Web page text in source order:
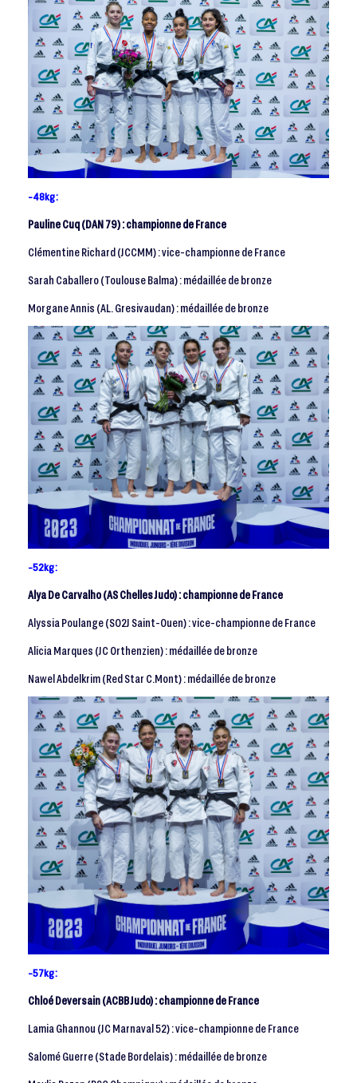
-48kg :
Pauline Cuq (DAN 79) : championne de France
Clémentine Richard (JCCMM) : vice-championne de France
Sarah Caballero (Toulouse Balma) : médaillée de bronze
Morgane Annis (AL. Gresivaudan) : médaillée de bronze
-52kg :
Alya De Carvalho (AS Chelles Judo) : championne de France
Alyssia Poulange (SO2J Saint-Ouen) : vice-championne de France
Alicia Marques (JC Orthenzien) : médaillée de bronze
Nawel Abdelkrim (Red Star C.Mont) : médaillée de bronze
-57kg :
Chloé Deversain (ACBB Judo) : championne de France
Lamia Ghannou (JC Marnaval 52) : vice-championne de France
Salomé Guerre (Stade Bordelais) : médaillée de bronze